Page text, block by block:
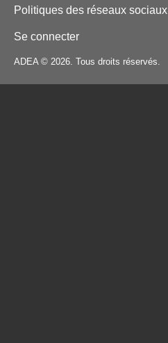
Politiques des réseaux sociaux
Se connecter
ADEA © 2026. Tous droits réservés.